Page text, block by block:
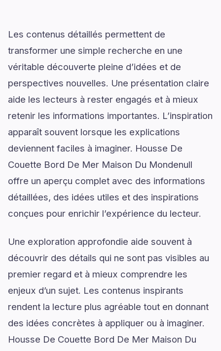
Les contenus détaillés permettent de
transformer une simple recherche en une
véritable découverte pleine d’idées et de
perspectives nouvelles. Une présentation claire
aide les lecteurs à rester engagés et à mieux
retenir les informations importantes. L’inspiration
apparaît souvent lorsque les explications
deviennent faciles à imaginer. Housse De
Couette Bord De Mer Maison Du Mondenull
offre un aperçu complet avec des informations
détaillées, des idées utiles et des inspirations
conçues pour enrichir l’expérience du lecteur.
Une exploration approfondie aide souvent à
découvrir des détails qui ne sont pas visibles au
premier regard et à mieux comprendre les
enjeux d’un sujet. Les contenus inspirants
rendent la lecture plus agréable tout en donnant
des idées concrètes à appliquer ou à imaginer.
Housse De Couette Bord De Mer Maison Du